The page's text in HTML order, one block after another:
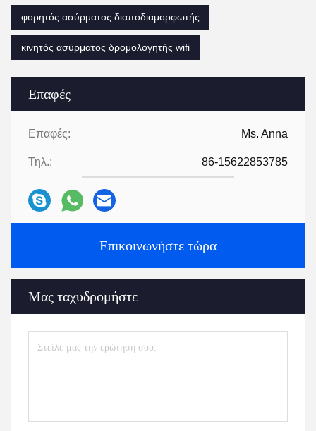
Επαφές
Επαφές: Ms. Anna
Τηλ.: 86-15622853785
Επικοινωνήστε τώρα
Μας ταχυδρομήστε
φορητός ασύρματος διαποδιαμορφωτής
κινητός ασύρματος δρομολογητής wifi